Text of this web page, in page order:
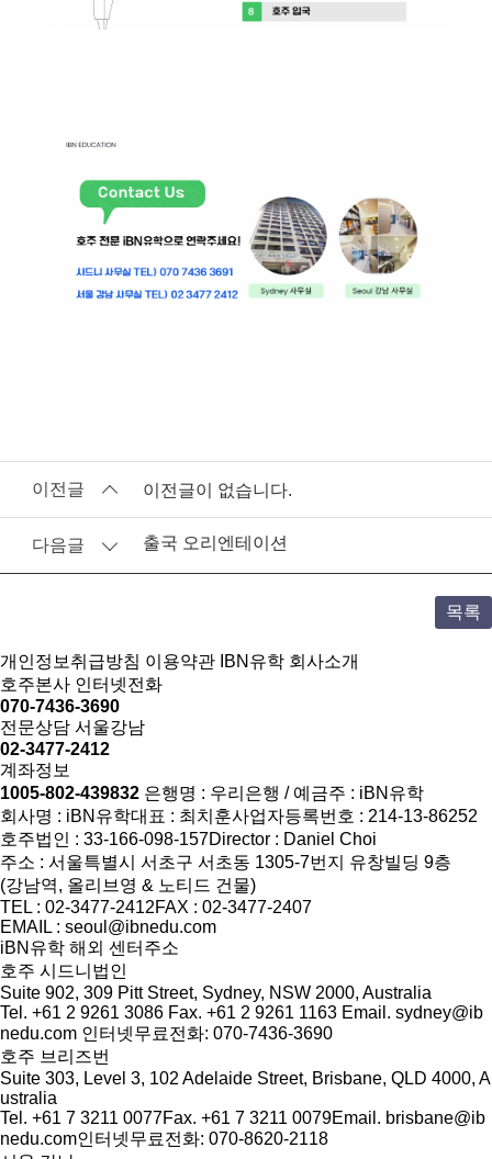
이전글 이전글이 없습니다.
다음글 출국 오리엔테이션
목록
개인정보취급방침 이용약관 IBN유학 회사소개
호주본사 인터넷전화
070-7436-3690
전문상담 서울강남
02-3477-2412
계좌정보
1005-802-439832 은행명 : 우리은행 / 예금주 : iBN유학
회사명 : iBN유학대표 : 최치훈사업자등록번호 : 214-13-86252
호주법인 : 33-166-098-157Director : Daniel Choi
주소 : 서울특별시 서초구 서초동 1305-7번지 유창빌딩 9층
(강남역, 올리브영 & 노티드 건물)
TEL : 02-3477-2412FAX : 02-3477-2407
EMAIL : seoul@ibnedu.com
iBN유학 해외 센터주소
호주 시드니법인
Suite 902, 309 Pitt Street, Sydney, NSW 2000, Australia
Tel. +61 2 9261 3086 Fax. +61 2 9261 1163 Email. sydney@ib
nedu.com 인터넷무료전화: 070-7436-3690
호주 브리즈번
Suite 303, Level 3, 102 Adelaide Street, Brisbane, QLD 4000, A
ustralia
Tel. +61 7 3211 0077Fax. +61 7 3211 0079Email. brisbane@ib
nedu.com인터넷무료전화: 070-8620-2118